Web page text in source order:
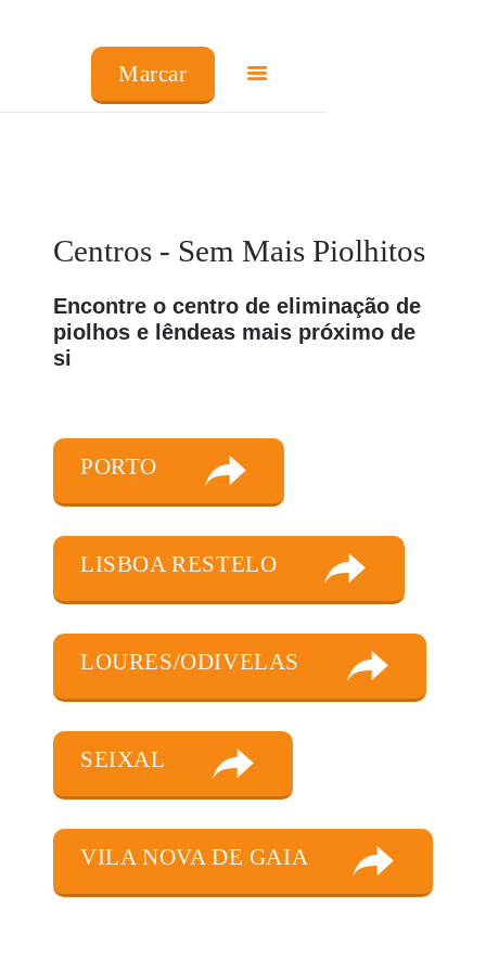
Marcar
FRANCHISING
PRODUTOS
Centros - Sem Mais Piolhitos
Encontre o centro de eliminação de
piolhos e lêndeas mais próximo de
si
PORTO
LISBOA RESTELO
LOURES/ODIVELAS
SEIXAL
VILA NOVA DE GAIA